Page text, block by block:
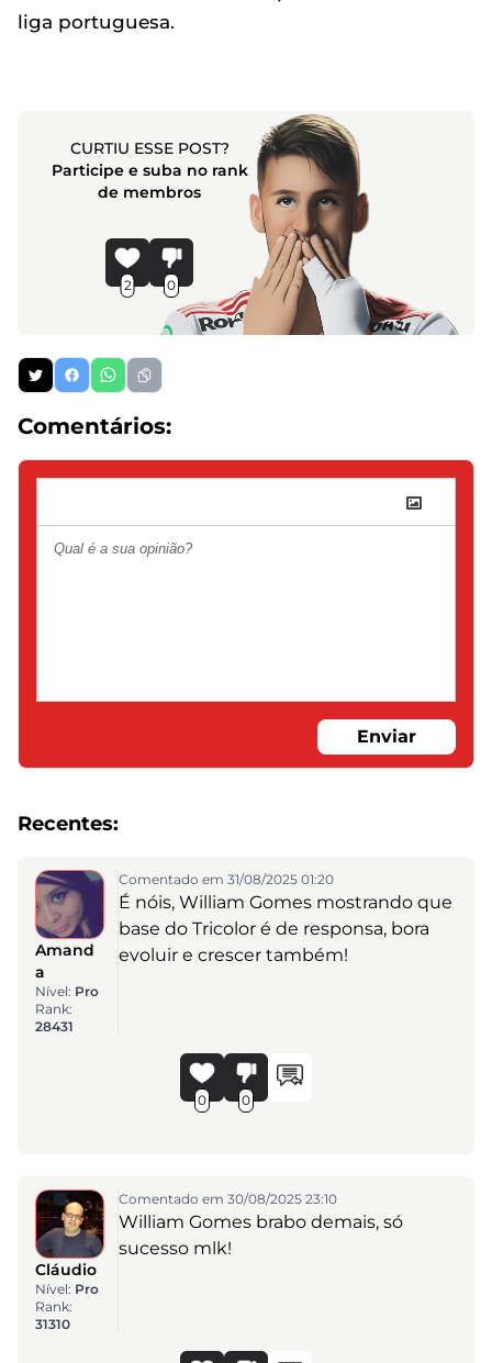
liga portuguesa.
CURTIU ESSE POST?
Participe e suba no rank
de membros
2 0
Comentários:
Enviar
Recentes:
Amand
a
Nível: Pro
Rank:
28431
Comentado em 31/08/2025 01:20
É nóis, William Gomes mostrando que
base do Tricolor é de responsa, bora
evoluir e crescer também!
0 0
Cláudio
Nível: Pro
Rank:
31310
Comentado em 30/08/2025 23:10
William Gomes brabo demais, só
sucesso mlk!